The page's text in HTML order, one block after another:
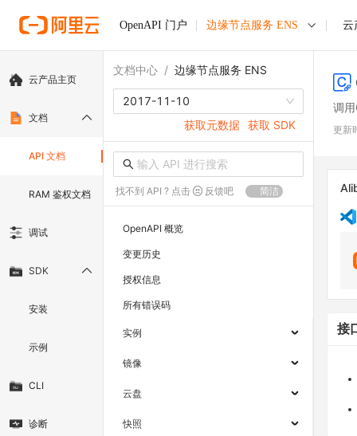
OpenAPI 门户 边缘节点服务 ENS 云
云产品主页
文档
API 文档
RAM 鉴权文档
调试
SDK
安装
示例
CLI
诊断
文档中心 / 边缘节点服务 ENS
2017-11-10
获取元数据 获取 SDK
找不到 API ? 点击 反馈吧 简洁
OpenAPI 概览
变更历史
授权信息
所有错误码
实例
镜像
云盘
快照
调
更新
接